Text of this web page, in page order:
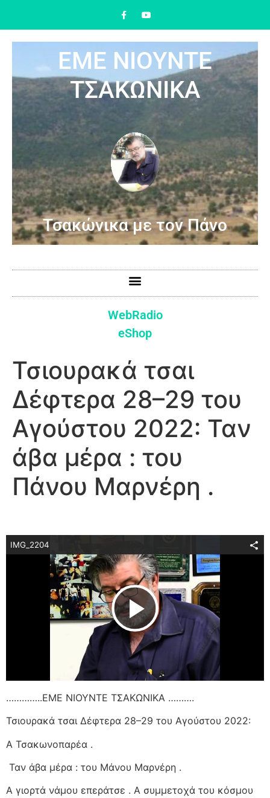
ΕΜΕ ΝΙΟΥΝΤΕ
ΤΣΑΚΩΝΙΚΑ
Τσακώνικα με τον Πάνο
WebRadio
eShop
Τσιουρακά τσαι
Δέφτερα 28–29 του
Αγούστου 2022: Ταν
άβα μέρα : του
Πάνου Μαρνέρη .
IMG_2204
Play Video
…………..ΕΜΕ ΝΙΟΥΝΤΕ ΤΣΑΚΩΝΙΚΑ ……….
Τσιουρακά τσαι Δέφτερα 28–29 του Αγούστου 2022:
Α Τσακωνοπαρέα .
Ταν άβα μέρα : του Μάνου Μαρνέρη .
Α γιορτά νάμου επεράτσε . Α συμμετοχά του κόσμου